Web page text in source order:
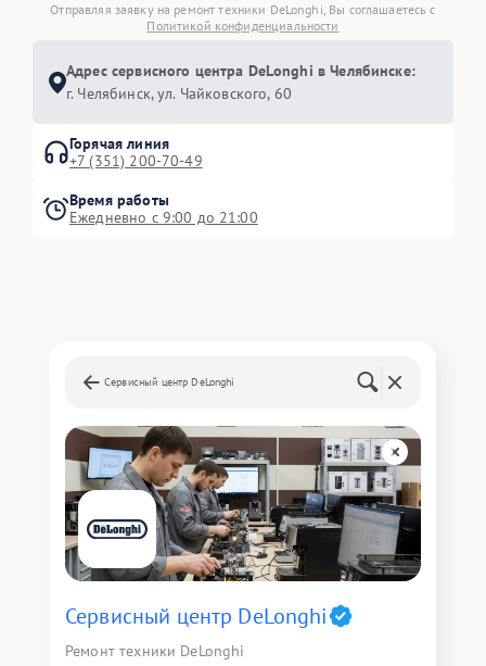
Отправляя заявку на ремонт техники DeLonghi, Вы соглашаетесь с
Политикой конфиденциальности
Адрес сервисного центра DeLonghi в Челябинске:
г. Челябинск, ул. Чайковского, 60
Горячая линия
+7 (351) 200-70-49
Время работы
Ежедневно с 9:00 до 21:00
Сервисный центр DeLonghi
Сервисный центр DeLonghi
Ремонт техники DeLonghi